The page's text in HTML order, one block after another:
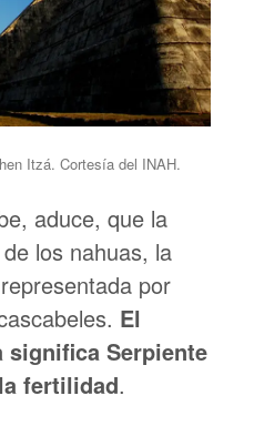
Itzá. Cortesía del INAH.
aduce, que la
los nahuas, la
por
El
significa Serpiente
fertilidad.